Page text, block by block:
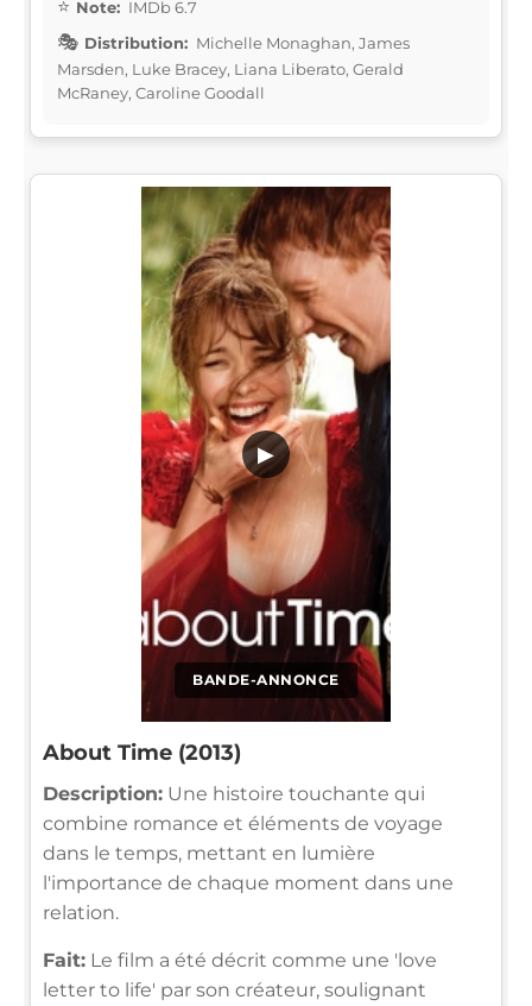
Note: IMDb 6.7
Distribution: Michelle Monaghan, James
Marsden, Luke Bracey, Liana Liberato, Gerald
McRaney, Caroline Goodall
BANDE-ANNONCE
▶
About Time (2013)
Description: Une histoire touchante qui
combine romance et éléments de voyage
dans le temps, mettant en lumière
l'importance de chaque moment dans une
relation.
Fait: Le film a été décrit comme une 'love
letter to life' par son créateur, soulignant